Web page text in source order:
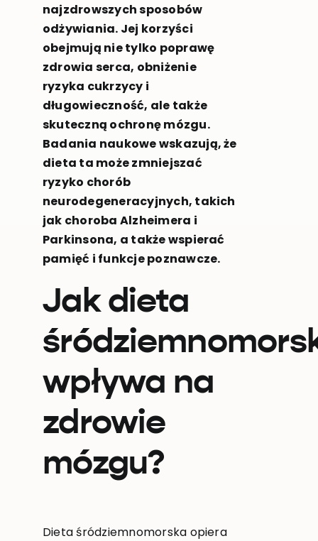
najzdrowszych sposobów
odżywiania. Jej korzyści
obejmują nie tylko poprawę
zdrowia serca, obniżenie
ryzyka cukrzycy i
długowieczność, ale także
skuteczną ochronę mózgu.
Badania naukowe wskazują, że
dieta ta może zmniejszać
ryzyko chorób
neurodegeneracyjnych, takich
jak choroba Alzheimera i
Parkinsona, a także wspierać
pamięć i funkcje poznawcze.
Jak dieta
wpływa na
zdrowie
mózgu?
Dieta śródziemnomorska opiera